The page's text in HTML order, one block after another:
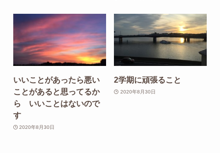
いいことがあったら悪い
ことがあると思ってるか
ら いいことはないので
す
2020年8月30日
2学期に頑張ること
2020年8月30日